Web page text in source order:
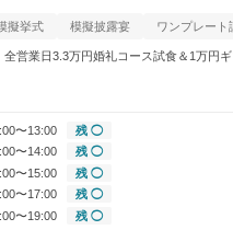
擬挙式 模擬披露宴 ワンプレート
営業日3.3万円婚礼コース試食＆1万円ギ
〜13:00
残 ◯
〜14:00
残 ◯
〜15:00
残 ◯
〜17:00
残 ◯
〜19:00 残 ◯